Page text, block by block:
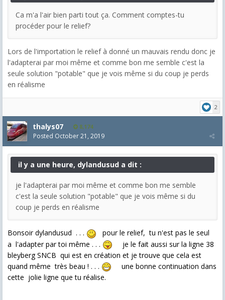
Ca m'a l'air bien parti tout ça. Comment comptes-tu
procéder pour le relief?
Lors de l'importation le relief à donné un mauvais rendu donc je
l'adapterai par moi même et comme bon me semble c'est la
seule solution "potable" que je vois même si du coup je perds
en réalisme
2
thalys07 8,174
Posted October 21, 2019
il y a une heure, dylandusud a dit :
je l'adapterai par moi même et comme bon me semble
c'est la seule solution "potable" que je vois même si du
coup je perds en réalisme
Bonsoir dylandusud . . .
pour le relief, tu n'est pas le seul
a l'adapter par toi même . . .
je le fait aussi sur la ligne 38
bleyberg SNCB qui est en création et je trouve que cela est
quand même très beau ! . . .
une bonne continuation dans
cette jolie ligne que tu réalise.